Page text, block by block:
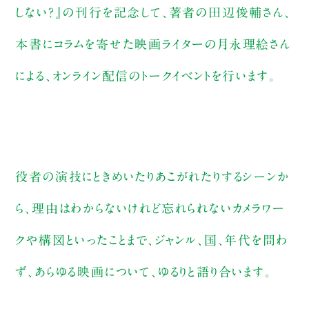
しない？』の刊行を記念して、著者の田辺俊輔さん、
本書にコラムを寄せた映画ライターの月永理絵さん
による、オンライン配信のトークイベントを行います。
役者の演技にときめいたりあこがれたりするシーンか
ら、理由はわからないけれど忘れられないカメラワー
クや構図といったことまで、ジャンル、国、年代を問わ
ず、あらゆる映画について、ゆるりと語り合います。